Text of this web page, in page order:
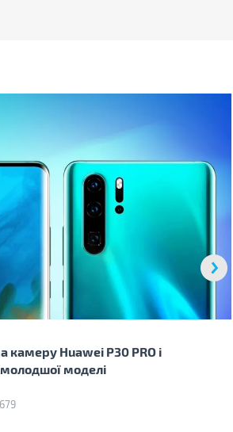
камеру Huawei P30 PRO і
моделі
679